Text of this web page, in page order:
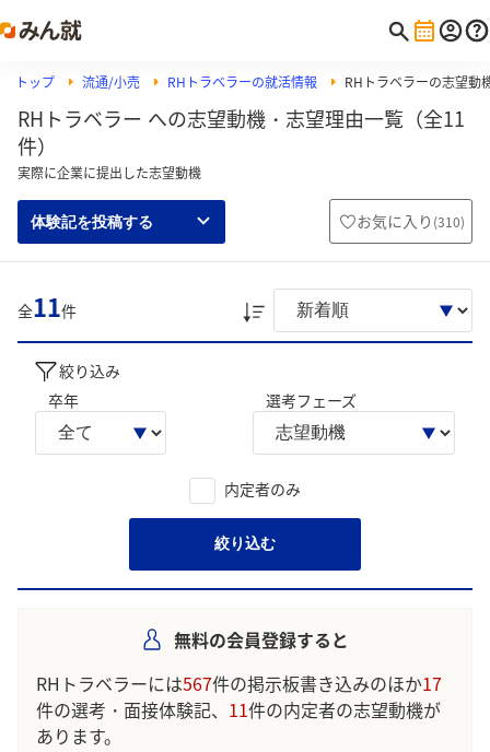
トップ 流通/小売 RHトラベラーの就活情報 RHトラベラーの志望動
RHトラベラー への志望動機・志望理由一覧（全11
件）
実際に企業に提出した志望動機
体験記を投稿する お気に入り (310)
全11件
絞り込み
卒年
選考フェーズ
内定者のみ
絞り込む
無料の会員登録すると
RHトラベラーには567件の掲示板書き込みのほか17
件の選考・面接体験記、 11件の内定者の志望動機が
あります。